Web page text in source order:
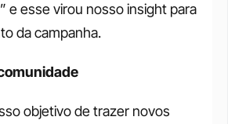
e esse virou nosso insight para
da campanha.
objetivo de trazer novos